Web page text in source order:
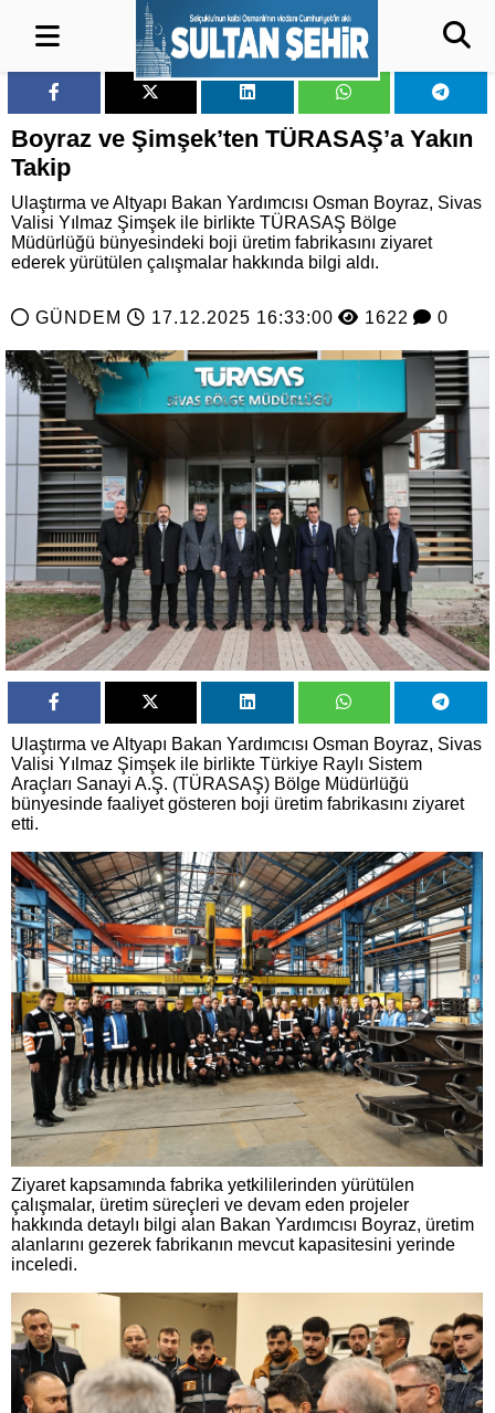
Boyraz ve Şimşek’ten TÜRASAŞ’a Yakın
Takip
Ulaştırma ve Altyapı Bakan Yardımcısı Osman Boyraz, Sivas
Valisi Yılmaz Şimşek ile birlikte TÜRASAŞ Bölge
Müdürlüğü bünyesindeki boji üretim fabrikasını ziyaret
ederek yürütülen çalışmalar hakkında bilgi aldı.
GÜNDEM 17.12.2025 16:33:00 1622 0
Ulaştırma ve Altyapı Bakan Yardımcısı Osman Boyraz, Sivas
Valisi Yılmaz Şimşek ile birlikte Türkiye Raylı Sistem
Araçları Sanayi A.Ş. (TÜRASAŞ) Bölge Müdürlüğü
bünyesinde faaliyet gösteren boji üretim fabrikasını ziyaret
etti.
Ziyaret kapsamında fabrika yetkililerinden yürütülen
çalışmalar, üretim süreçleri ve devam eden projeler
hakkında detaylı bilgi alan Bakan Yardımcısı Boyraz, üretim
alanlarını gezerek fabrikanın mevcut kapasitesini yerinde
inceledi.